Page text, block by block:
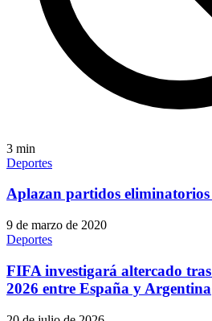
3 min
Deportes
Aplazan partidos
9 de marzo de 2020
Deportes
FIFA investigará altercado
2026 entre España y Argentina